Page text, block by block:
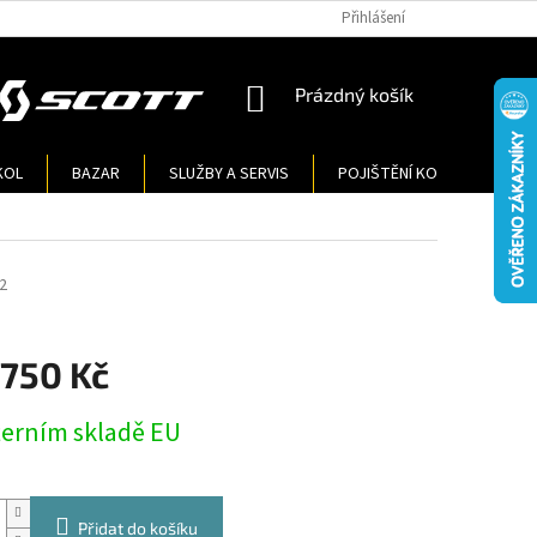
Přihlášení
NÁKUPNÍ
Prázdný košík
BAZAR SLUŽBY A SERVIS POJIŠTĚNÍ KOL
Kč
skladě EU
Přidat do košíku